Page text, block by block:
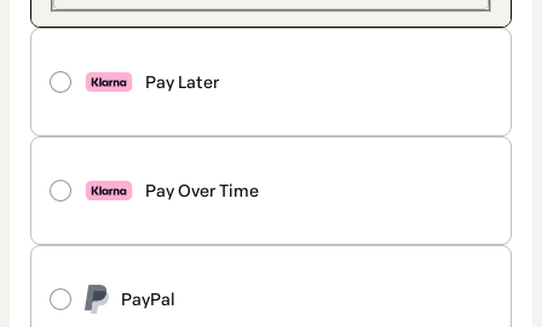
Pay Later
Pay Over Time
PayPal